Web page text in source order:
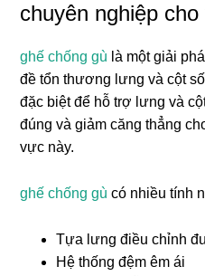
chuyên nghiệp
ghế chống gù là một giải
đề tổn thương lưng và cột
đặc biệt để hỗ trợ lưng và
đúng và giảm căng thẳng
vực này.
ghế chống gù có nhiều tính
Tựa lưng điều chỉnh
Hệ thống đệm êm ái